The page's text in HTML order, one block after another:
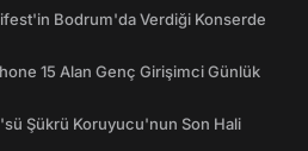
Bodrum'da Verdiği Konserde
15 Alan Genç Girişimci Günlük
Şükrü Koruyucu'nun Son Hali